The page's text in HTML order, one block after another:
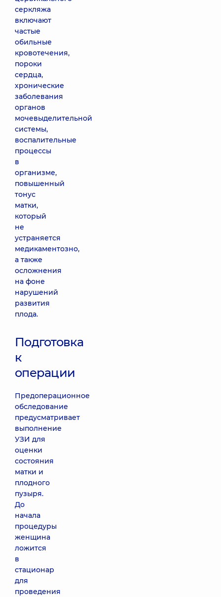
серкляжа
включают
частые
обильные
кровотечения,
пороки
сердца,
хронические
заболевания
органов
мочевыделительной
системы,
воспалительные
процессы
в
организме,
повышенный
тонус
матки,
который
не
устраняется
медикаментозно,
а также
осложнения
на фоне
нарушений
развития
плода.
Подготовка
к
операции
Предоперационное
обследование
предусматривает
выполнение
УЗИ для
оценки
состояния
матки и
плодного
пузыря.
До
начала
процедуры
женщина
ложится
в
стационар
для
проведения